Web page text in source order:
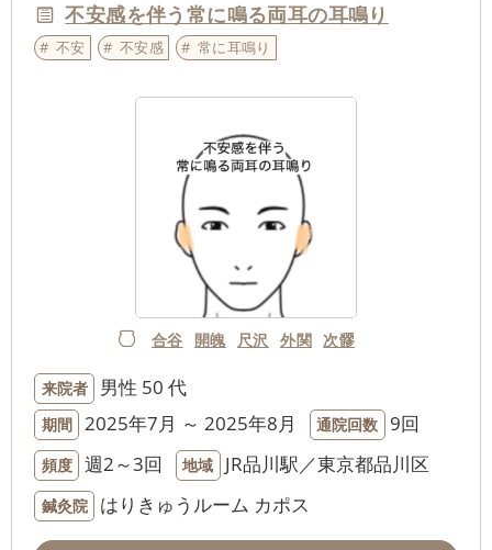
不安感を伴う常に鳴る両耳の耳鳴り
不安 不安感 常に耳鳴り
合谷 開魄 尺沢 外関 次髎
来院者 男性 50 代
期間 2025年7月 ～ 2025年8月 通院回数 9回
頻度 週2～3回 地域 JR品川駅／東京都品川区
鍼灸院 はりきゅうルーム カポス